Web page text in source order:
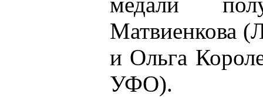
Матвиенкова
и Ольга
УФО).